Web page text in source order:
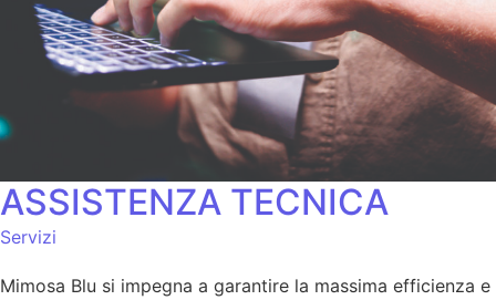
ASSISTENZA TECNICA
Servizi
Mimosa Blu si impegna a garantire la massima efficienza e